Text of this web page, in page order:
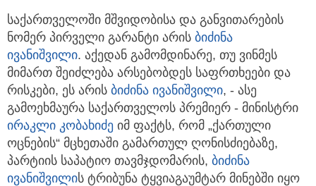
საქართველოში მშვიდობისა და განვითარების
ნომერ პირველი გარანტი არის ბიძინა
ივანიშვილი. აქედან გამომდინარე, თუ ვინმეს
მიმართ შეიძლება არსებობდეს საფრთხეები და
რისკები, ეს არის ბიძინა ივანიშვილი, - ასე
გამოეხმაურა საქართველოს პრემიერ - მინისტრი
ირაკლი კობახიძე იმ ფაქტს, რომ „ქართული
ოცნების“ მცხეთაში გამართულ ღონისძიებაზე,
პარტიის საპატიო თავმჯდომარის, ბიძინა
ივანიშვილის ტრიბუნა ტყვიაგაუმტარ მინებში იყო